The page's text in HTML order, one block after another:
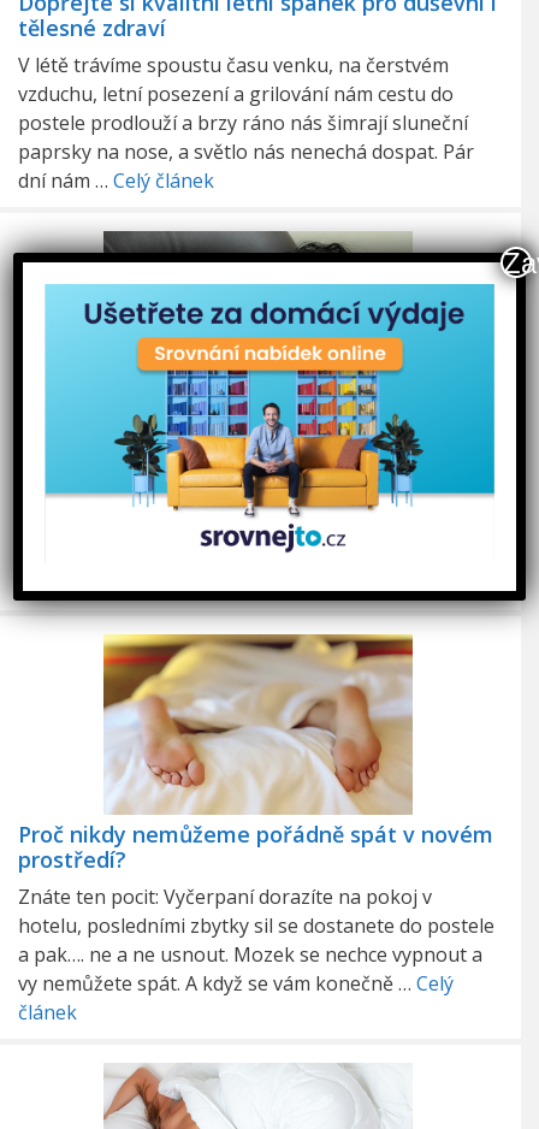
tělesné zdraví
V létě trávíme spoustu času venku, na čerstvém
vzduchu, letní posezení a grilování nám cestu do
postele prodlouží a brzy ráno nás šimrají sluneční
paprsky na nose, a světlo nás nenechá dospat. Pár
dní nám … Celý článek
5 způsobů, jak se zbavit chrápání
Chrápání může postihnout každého z nás, i když si
myslíte, že se vám to stát nemůže. Výstižné ranní
pohledy spolunocležníků pak mluví za vše. Chrápání
postihuje lidi různě, někteří chrápou intenzivněji a
Proč nikdy nemůžeme pořádně spát v novém
prostředí?
Znáte ten pocit: Vyčerpaní dorazíte na pokoj v
hotelu, posledními zbytky sil se dostanete do postele
a pak…. ne a ne usnout. Mozek se nechce vypnout a
vy nemůžete spát. A když se vám konečně … Celý
článek